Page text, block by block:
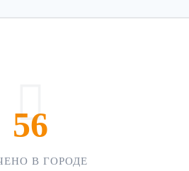
56
В ГОРОДЕ